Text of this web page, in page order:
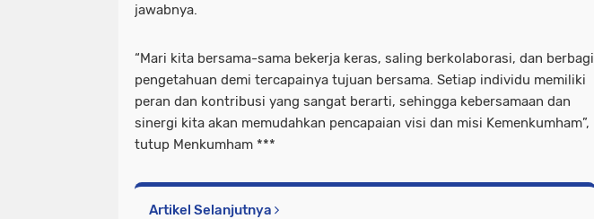
jawabnya.
“Mari kita bersama-sama bekerja keras, saling berkolaborasi, dan berbagi
pengetahuan demi tercapainya tujuan bersama. Setiap individu memiliki
peran dan kontribusi yang sangat berarti, sehingga kebersamaan dan
sinergi kita akan memudahkan pencapaian visi dan misi Kemenkumham”,
tutup Menkumham ***
Artikel Selanjutnya